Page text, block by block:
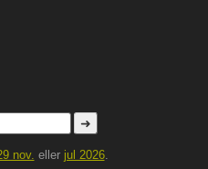
➜
nov. eller jul 2026.